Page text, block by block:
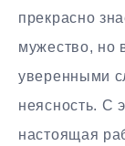
прекрасно
мужество, но
уверенными
неясность. С
настоящая